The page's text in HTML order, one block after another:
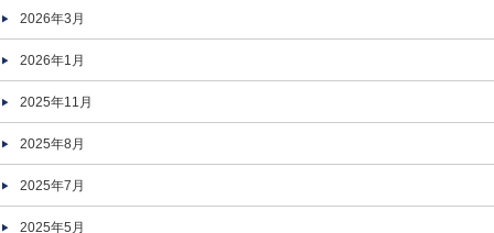
2026年3月
2026年1月
2025年11月
2025年8月
2025年7月
2025年5月